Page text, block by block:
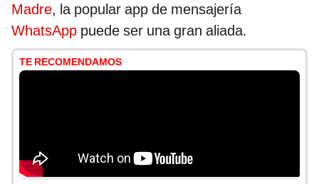
Madre, la popular app de mensajería
WhatsApp puede ser una gran aliada.
TE RECOMENDAMOS